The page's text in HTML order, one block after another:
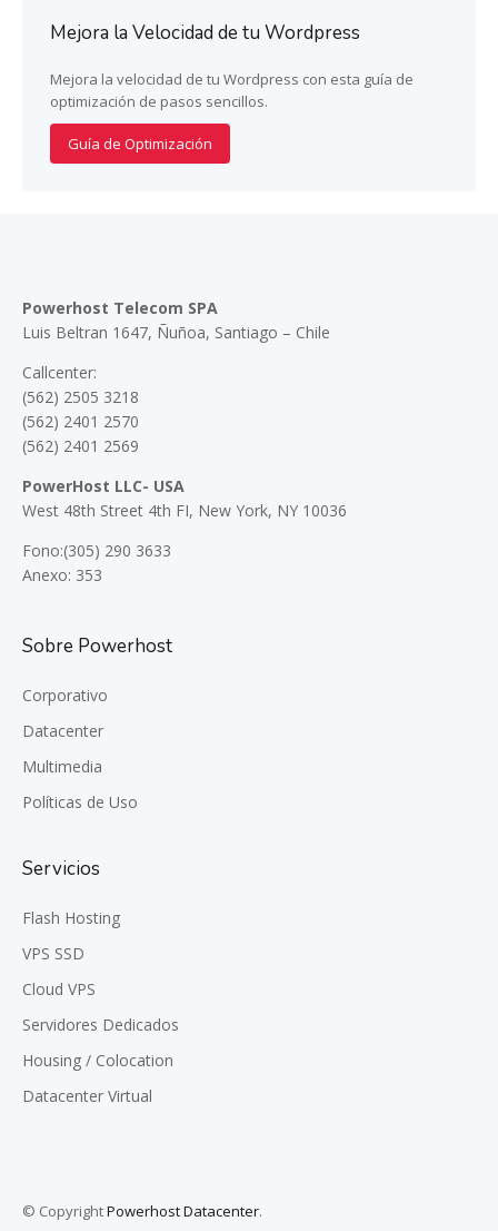
Mejora la Velocidad de tu Wordpress
Mejora la velocidad de tu Wordpress con esta guía de
optimización de pasos sencillos.
Guía de Optimización
Powerhost Telecom SPA
Luis Beltran 1647, Ñuñoa, Santiago – Chile
Callcenter:
(562) 2505 3218
(562) 2401 2570
(562) 2401 2569
PowerHost LLC- USA
West 48th Street 4th FI, New York, NY 10036
Fono:(305) 290 3633
Anexo: 353
Sobre Powerhost
Corporativo
Datacenter
Multimedia
Políticas de Uso
Servicios
Flash Hosting
VPS SSD
Cloud VPS
Servidores Dedicados
Housing / Colocation
Datacenter Virtual
© CopyrightPowerhost Datacenter.